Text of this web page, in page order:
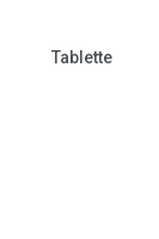
Tablette